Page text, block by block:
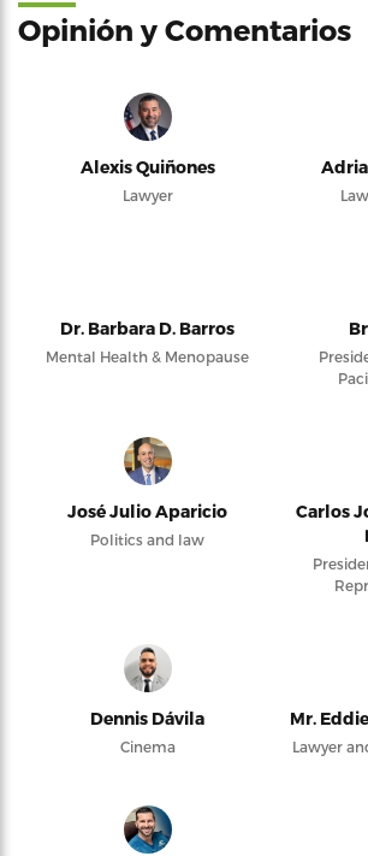
Opinión y Comentarios
Alexis Quiñones
Lawyer
Dr. Barbara D. Barros
Mental Health & Menopause
José Julio Aparicio
Politics and law
Carlos
Dennis Dávila
Cinema
Mr.
Lawyer